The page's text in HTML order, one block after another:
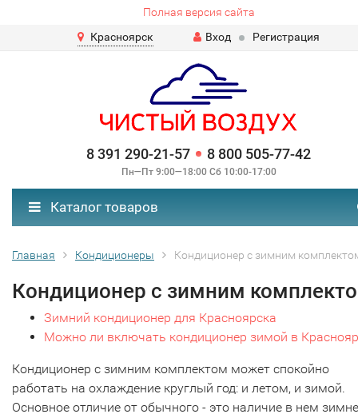
Полная версия сайта
Красноярск
Вход Регистрация
8 391 290-21-57 8 800 505-77-42
Пн—Пт 9:00—18:00 Сб 10:00-17:00
Каталог товаров
Главная Кондиционеры Кондиционер с зимним
Кондиционер с зимним
Зимний кондиционер для Красноярска
Можно ли включать кондиционер зимой в
Кондиционер с зимним комплектом может спокойно
работать на охлаждение круглый год: и летом, и зимой.
Основное отличие от обычного - это наличие в нем